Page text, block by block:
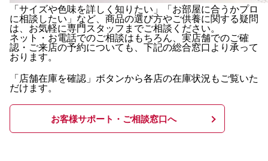
「サイズや色味を詳しく知りたい」「お部屋に合うかプロ
に相談したい」など、商品の選び方やご供養に関する疑問
は、お気軽に専門スタッフまでご相談ください。
ネット・お電話でのご相談はもちろん、実店舗でのご確
認・ご来店の予約についても、下記の総合窓口より承って
おります。
「店舗在庫を確認」ボタンから各店の在庫状況もご覧いた
だけます。
お客様サポート・ご相談窓口へ